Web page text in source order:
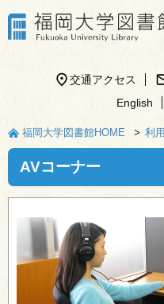
交通アクセス
English
福岡大学図書館HOME 利
AVコーナー